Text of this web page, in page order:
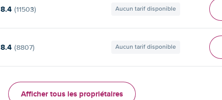
8.4 (11503) Aucun tarif disponible
8.4 (8807) Aucun tarif disponible
Afficher tous les propriétaires